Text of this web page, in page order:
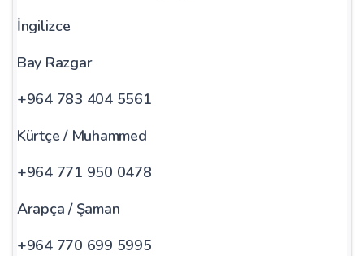
İngilizce
Bay Razgar
+964 783 404 5561
Kürtçe / Muhammed
+964 771 950 0478
Arapça / Şaman
+964 770 699 5995